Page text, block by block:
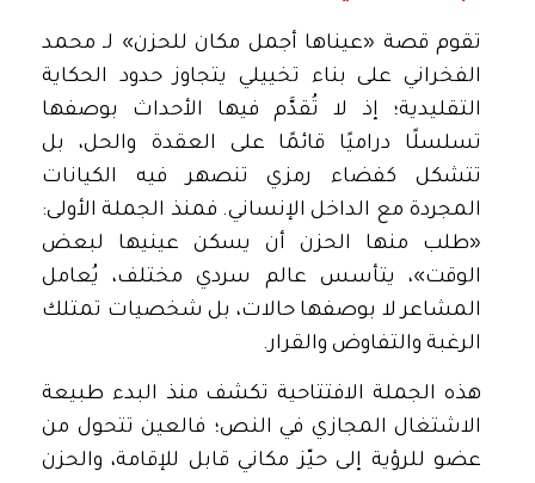
تقوم قصة «عيناها أجمل مكان للحزن» لـ محمد
الفخراني على بناء تخييلي يتجاوز حدود الحكاية
التقليدية؛ إذ لا تُقدَّم فيها الأحداث بوصفها
تسلسلًا دراميًا قائمًا على العقدة والحل، بل
تتشكل كفضاء رمزي تنصهر فيه الكيانات
المجردة مع الداخل الإنساني. فمنذ الجملة الأولى:
«طلب منها الحزن أن يسكن عينيها لبعض
الوقت»، يتأسس عالم سردي مختلف، يُعامل
المشاعر لا بوصفها حالات، بل شخصيات تمتلك
الرغبة والتفاوض والقرار.
هذه الجملة الافتتاحية تكشف منذ البدء طبيعة
الاشتغال المجازي في النص؛ فالعين تتحول من
عضو للرؤية إلى حيّز مكاني قابل للإقامة، والحزن